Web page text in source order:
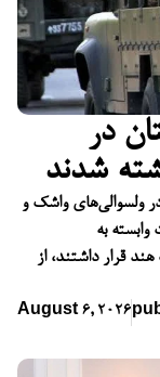
در
امنیتی در چارچوب عملیات «ردالفتنه-۳» در ولسوالی‌های واشک و
داده و ۱۲ تروریست وابسته به
قرار داشتند، از
August 6, 2026